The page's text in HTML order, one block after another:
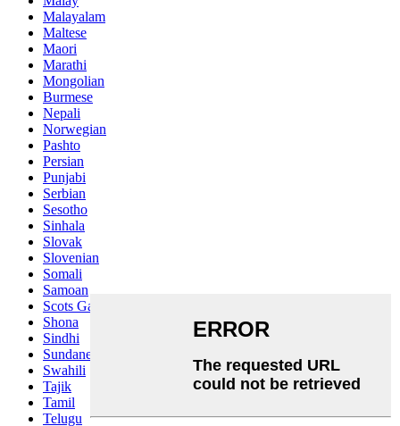
Malayalam
Maltese
Maori
Marathi
Mongolian
Burmese
Nepali
Norwegian
Pashto
Persian
Punjabi
Serbian
Sesotho
Sinhala
Slovak
Slovenian
Somali
Samoan
Scots Gaelic
Shona
Sindhi
Sundanese
Swahili
Tajik
Tamil
Telugu